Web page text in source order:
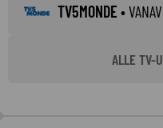
TV5MONDE •
ALLE TV-